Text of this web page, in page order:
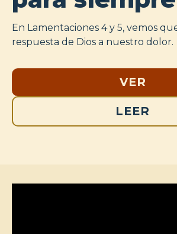
En Lamentaciones 4 y 5, vemos
respuesta de Dios a nuestro dolor.
VER
LEER